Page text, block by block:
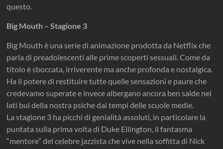
questo.
Big Mouth – Stagione 3
Big Mouth è una serie di animazione prodotta da Netflix che
parla di preadolescenti alle prime scoperti sessuali. Come da
titolo è sboccata, irriverente ma anche profonda e nostalgica.
Ha il potere di restituire tutte quelle sensazioni e paure che
credevamo superate e invece albergano ancora ben salde nei
lati bui della nostra psiche dai tempi delle scuole medie.
La stagione 3 ha picchi di genialità assoluti, in particolare la
puntata sulla prima volta di Duke Ellington, il fantasma
“mentore” del celebre jazzista che vive nella soffitta di Nick